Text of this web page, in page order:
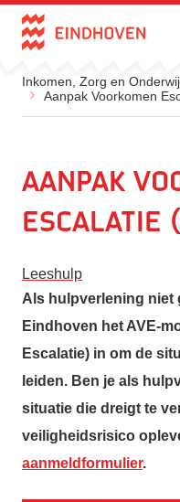
Direct naar de inhoud
Inkomen, Zorg en
Aanpak Voorkomen
Aanpak
Escalatie
Leeshulp
Als hulpverlening niet
Eindhoven het AVE-
Escalatie) in om de
leiden. Ben je als
situatie die dreigt te
veiligheidsrisico
aanmeldformulier.